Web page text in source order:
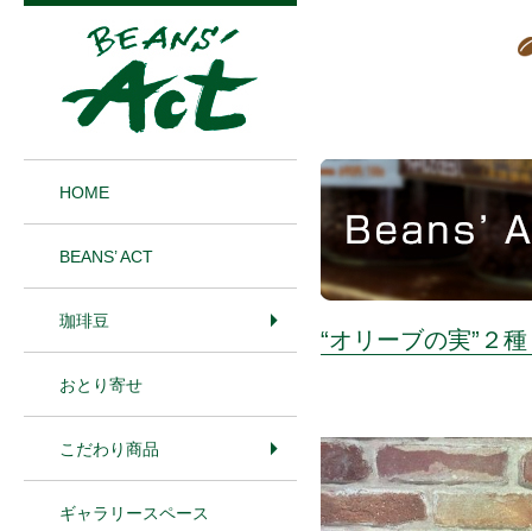
“オリーブの実”２
HOME
BEANS’ ACT
珈琲豆
おとり寄せ
こだわり商品
ギャラリースペース